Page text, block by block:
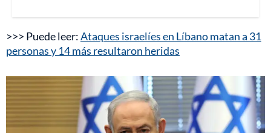
>>> Puede leer:Ataques israelíes en Líbano matan a 31
personas y 14 más resultaron heridas